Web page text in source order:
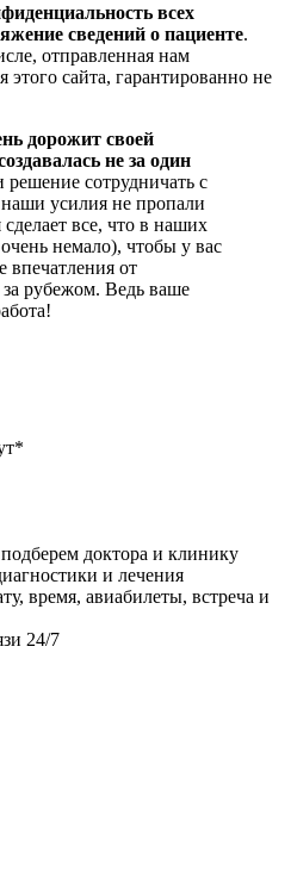
всех
сведений о пациенте.
отправленная нам
этого сайта, гарантированно не
дорожит своей
не за один
сотрудничать с
усилия не пропали
все, что в наших
немало), чтобы у вас
впечатления от
рубежом. Ведь ваше
доктора и клинику
и лечения
время, авиабилеты, встреча и
24/7